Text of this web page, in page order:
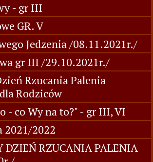
- gr III
GR. V
Jedzenia /08.11.2021r./
gr III /29.10.2021r./
Rzucania Palenia -
Rodziców
- co Wy na to?" - gr III, VI
2021/2022
DZIEŃ RZUCANIA PALENIA